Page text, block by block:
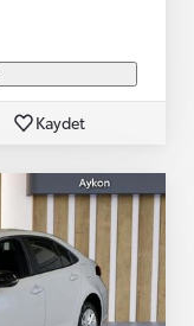
Kaydet